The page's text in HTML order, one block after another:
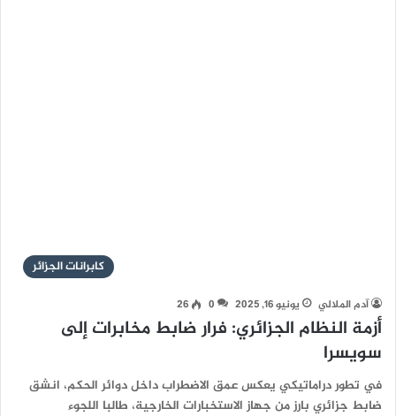
كابرانات الجزائر
آدم الملالي يونيو 16, 2025 0
26
أزمة النظام الجزائري: فرار ضابط مخابرات إلى
سويسرا
في تطور دراماتيكي يعكس عمق الاضطراب داخل دوائر الحكم، انشق
ضابط جزائري بارز من جهاز الاستخبارات الخارجية، طالبا اللجوء